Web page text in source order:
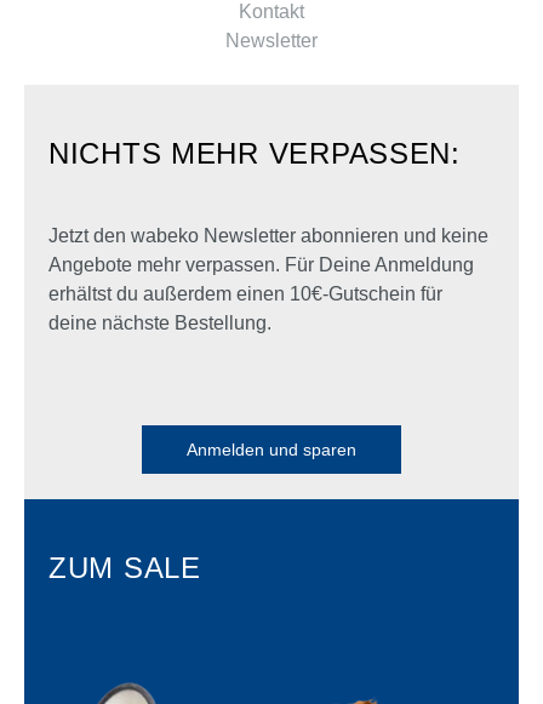
Kontakt
Newsletter
NICHTS MEHR VERPASSEN:
Jetzt den wabeko Newsletter abonnieren und keine
Angebote mehr verpassen. Für Deine Anmeldung
erhältst du außerdem einen 10€-Gutschein für
deine nächste Bestellung.
Anmelden und sparen
ZUM SALE